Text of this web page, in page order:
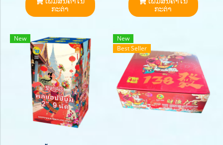
ກະຕ່າ
ກະຕ່າ
New
New
Best Seller